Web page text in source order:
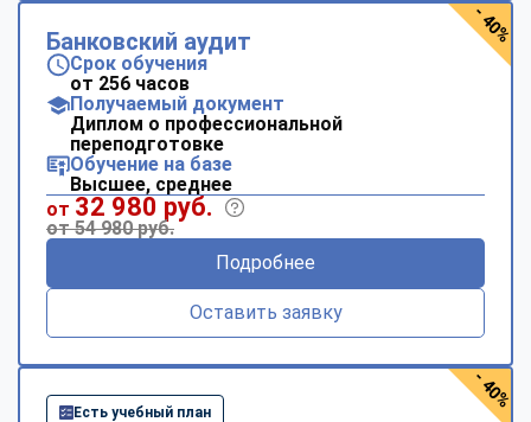
Банковский аудит
Срок обучения
от 256 часов
Получаемый документ
Диплом о профессиональной
переподготовке
Обучение на базе
Высшее, среднее
от 32 980 руб.
от 54 980 руб.
Подробнее
Оставить заявку
- 40%
Есть учебный план
- 40%